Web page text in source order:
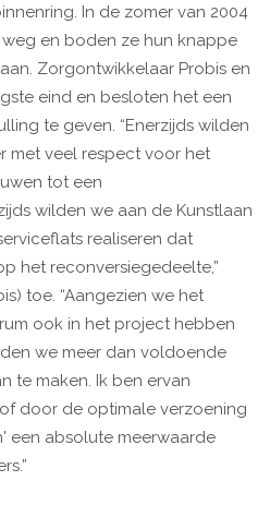
In de zomer van 2004
en boden ze hun knappe
Zorgontwikkelaar Probis en
eind en besloten het een
te geven. “Enerzijds wilden
met veel respect voor het
tot een
wilden we aan de Kunstlaan
realiseren dat
het reconversiegedeelte,”
toe. “Aangezien we het
ook in het project hebben
we meer dan voldoende
te maken. Ik ben ervan
door de optimale verzoening
een absolute meerwaarde